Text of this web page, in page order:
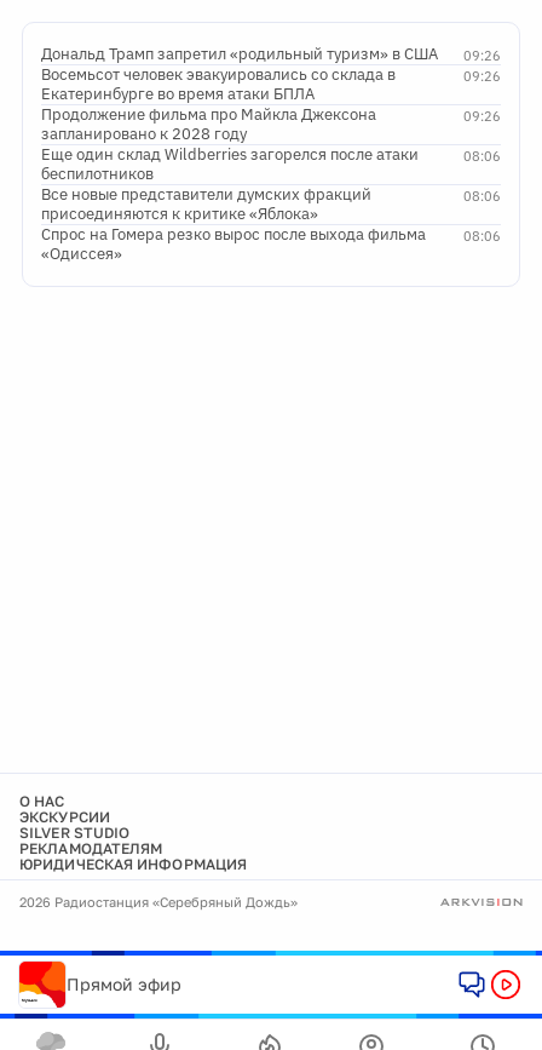
09:26
Дональд Трамп запретил «родильный туризм» в США
09:26
Восемьсот человек эвакуировались со склада в
Екатеринбурге во время атаки БПЛА
09:26
Продолжение фильма про Майкла Джексона
запланировано к 2028 году
08:06
Еще один склад Wildberries загорелся после атаки
беспилотников
08:06
Все новые представители думских фракций
присоединяются к критике «Яблока»
08:06
Спрос на Гомера резко вырос после выхода фильма
«Одиссея»
О НАС
ЭКСКУРСИИ
SILVER STUDIO
РЕКЛАМОДАТЕЛЯМ
ЮРИДИЧЕСКАЯ ИНФОРМАЦИЯ
2026 Радиостанция «Серебряный Дождь»
Прямой эфир